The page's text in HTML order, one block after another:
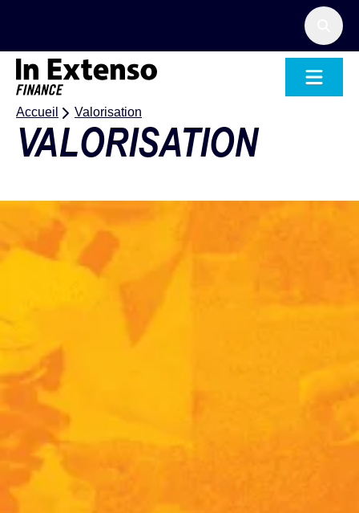
Accueil – In Extenso Finance
Accueil Valorisation
VALORISATION